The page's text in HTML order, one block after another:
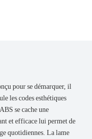
pour se démarquer, il
les codes esthétiques
se cache une
et efficace lui permet de
quotidiennes. La lame